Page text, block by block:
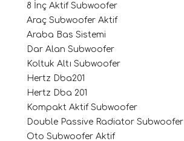
8 İnç Aktif Subwoofer
Araç Subwoofer Aktif
Araba Bas Sistemi
Dar Alan Subwoofer
Koltuk Altı Subwoofer
Hertz Dba201
Hertz Dba 201
Kompakt Aktif Subwoofer
Double Passive Radiator Subwoofer
Oto Subwoofer Aktif